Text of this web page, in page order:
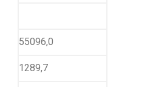
55096,0
1289,7